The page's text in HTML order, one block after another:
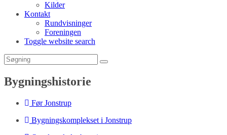
Kilder
Kontakt
Rundvisninger
Foreningen
Toggle website search
Bygningshistorie
Før Jonstrup
Bygningskomplekset i Jonstrup